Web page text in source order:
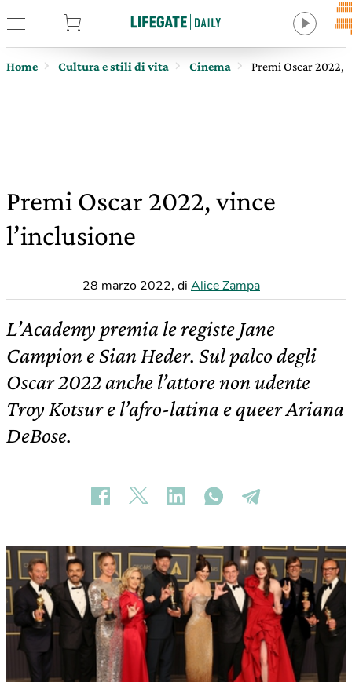
Home Cultura e stili di vita Cinema Premi Oscar 2022,
Premi Oscar 2022, vince
l’inclusione
28 marzo 2022, di Alice Zampa
L’Academy premia le registe Jane
Campion e Sian Heder. Sul palco degli
Oscar 2022 anche l’attore non udente
Troy Kotsur e l’afro-latina e queer Ariana
DeBose.